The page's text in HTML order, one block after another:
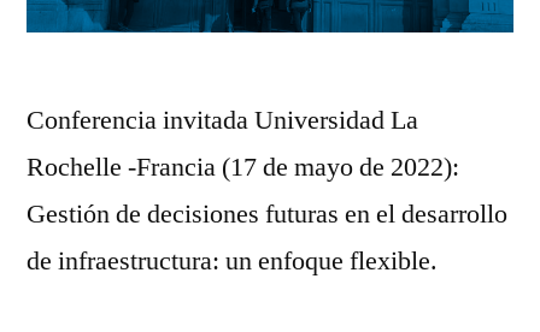
Conferencia invitada Universidad La
Rochelle -Francia (17 de mayo de 2022):
Gestión de decisiones futuras en el desarrollo
de infraestructura: un enfoque flexible.